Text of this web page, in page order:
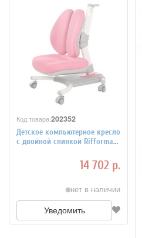
Код товара:202352
Детское компьютерное кресло
с двойной спинкой Rifforma-
14 702 р.
нет в наличии
Уведомить